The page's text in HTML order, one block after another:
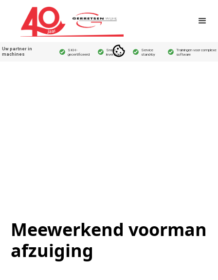
Uw partner in
machines
SKH-
gecertificeerd
Snelle
levertijden
Service
stand-by
Trainingen voor complexe
software
Meewerkend voorman
afzuiging